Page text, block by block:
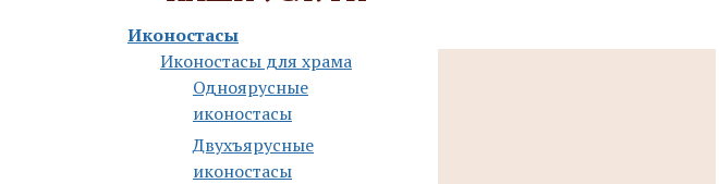
Иконостасы
Иконостасы для храма
Одноярусные
иконостасы
Двухъярусные
иконостасы